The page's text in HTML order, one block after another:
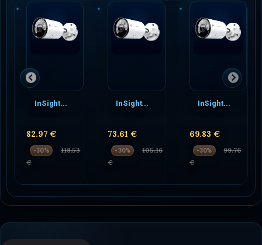
InSight...
82.97 €
-30%
118.53
€
InSight...
73.61 €
-30%
105.16
€
InSight...
69.83 €
-30%
99.76
€